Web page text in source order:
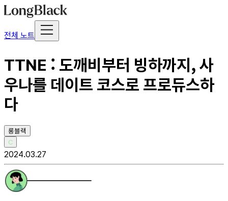
전체 노트
TTNE : 도깨비부터 빙하까지, 사
우나를 데이트 코스로 프로듀스하
다
롱블랙
C
2024.03.27